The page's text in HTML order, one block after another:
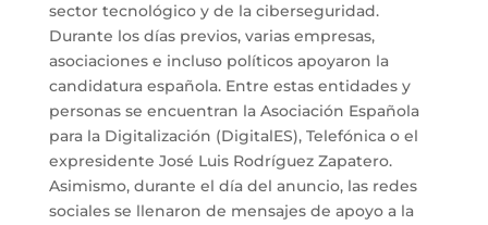
sector tecnológico y de la ciberseguridad.
Durante los días previos, varias empresas,
asociaciones e incluso políticos apoyaron la
candidatura española. Entre estas entidades y
personas se encuentran la Asociación Española
para la Digitalización (DigitalES), Telefónica o el
expresidente José Luis Rodríguez Zapatero.
Asimismo, durante el día del anuncio, las redes
sociales se llenaron de mensajes de apoyo a la